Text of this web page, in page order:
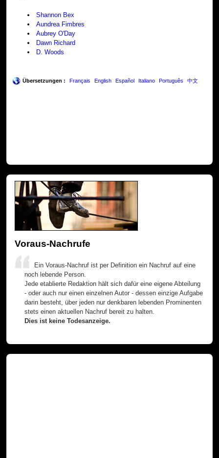
Shannon Bex
Aundrea Fimbres
Aubrey O'Day
Dawn Richard
D. Woods
Übersetzungen : Français English Español Italiano Português 中文
Voraus-Nachrufe
Ein Voraus-Nachruf ist per Definition ein Nachruf auf eine
noch lebende Person.
Jede etablierte Redaktion hält sich dafür eine eigene Abteilung
- oder auch nur einen einzelnen Autor - dessen einzige Aufgabe
darin besteht, über jeden nur denkbaren lebenden Prominenten
stets einen aktuellen Nachruf bereit zu halten.
Dies ist keine Todesanzeige.